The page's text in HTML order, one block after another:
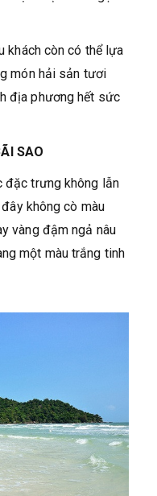
khách còn có thể lựa
món hải sản tươi
địa phương hết sức
SAO
đặc trưng không lẫn
không cò màu
vàng đậm ngả nâu
một màu trắng tinh